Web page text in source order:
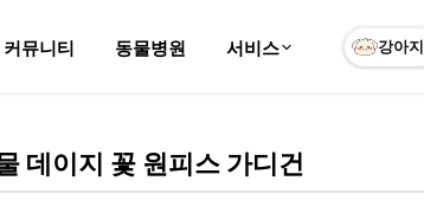
커뮤니티 동물병원 서비스 강아지
데이지 꽃 원피스 가디건